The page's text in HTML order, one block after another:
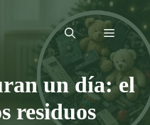
Menú
un día: el
residuos